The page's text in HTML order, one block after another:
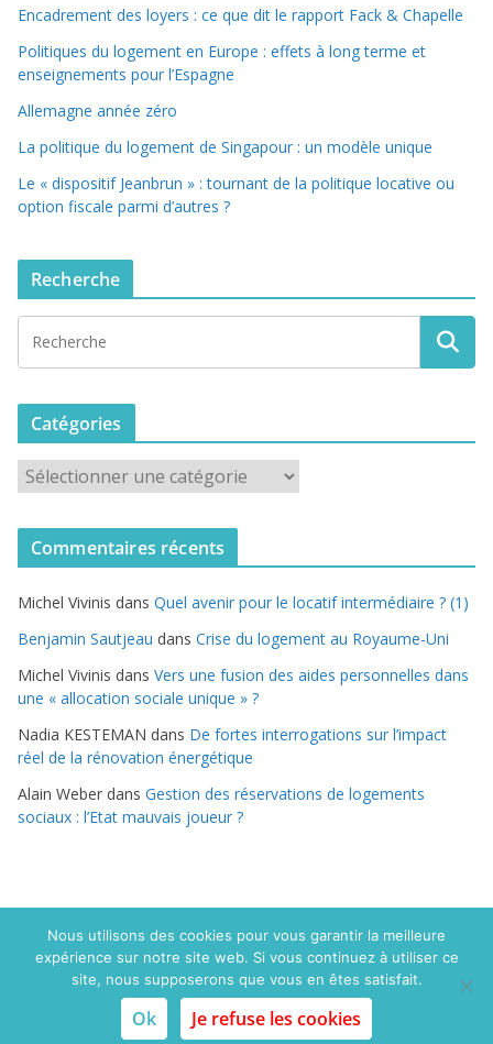
Encadrement des loyers : ce que dit le rapport Fack & Chapelle
Politiques du logement en Europe : effets à long terme et
enseignements pour l’Espagne
Allemagne année zéro
La politique du logement de Singapour : un modèle unique
Le « dispositif Jeanbrun » : tournant de la politique locative ou
option fiscale parmi d’autres ?
Recherche
Catégories
t
o
r
i
e
Commentaires récents
Michel Vivinis dans Quel avenir pour le locatif intermédiaire ? (1)
Benjamin Sautjeau dans Crise du logement au Royaume-Uni
Michel Vivinis dans Vers une fusion des aides personnelles dans
une « allocation sociale unique » ?
Nadia KESTEMAN dans De fortes interrogations sur l’impact
réel de la rénovation énergétique
Alain Weber dans Gestion des réservations de logements
sociaux : l’Etat mauvais joueur ?
Copyright © 2015 Politique du logement.com. Tous droits
réservés
Mentions légales
Nous utilisons des cookies pour vous garantir la meilleure
expérience sur notre site web. Si vous continuez à utiliser ce
site, nous supposerons que vous en êtes satisfait.
Ok Je refuse les cookies